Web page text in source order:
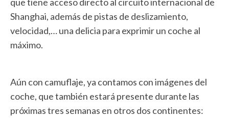
Shanghai, además de pistas de deslizamiento,
velocidad,… una delicia para exprimir un coche al
máximo.
Aún con camuflaje, ya contamos con imágenes del
coche, que también estará presente durante las
próximas tres semanas en otros dos continentes: